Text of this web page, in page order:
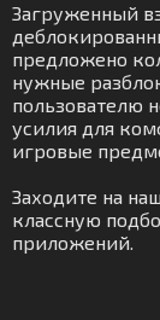
Загруженный
предложено
нужные
пользователю
усилия для
игровые
Заходите на
классную
приложений.